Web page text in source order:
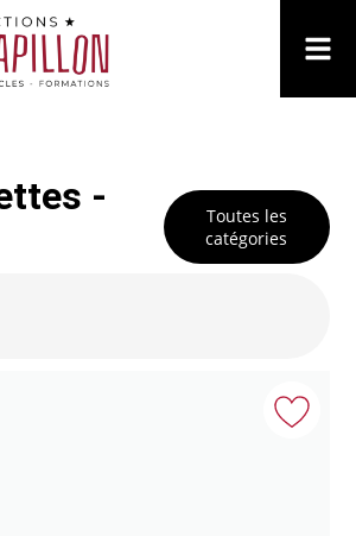
-
Toutes les
catégories